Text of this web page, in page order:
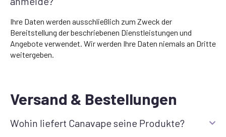
Ihre Daten werden ausschließlich zum Zweck der
Bereitstellung der beschriebenen Dienstleistungen und
Angebote verwendet. Wir werden Ihre Daten niemals an Dritte
weitergeben.
Versand & Bestellungen
Wohin liefert Canavape seine Produkte?